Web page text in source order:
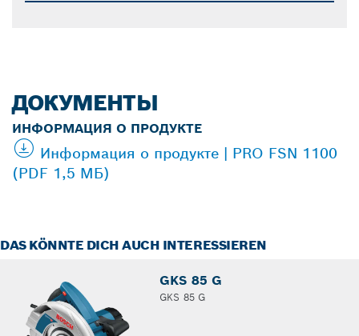
ДОКУМЕНТЫ
ИНФОРМАЦИЯ О ПРОДУКТЕ
Информация о продукте | PRO FSN 1100
(PDF 1,5 МБ)
DAS KÖNNTE DICH AUCH INTERESSIEREN
GKS 85 G
GKS 85 G